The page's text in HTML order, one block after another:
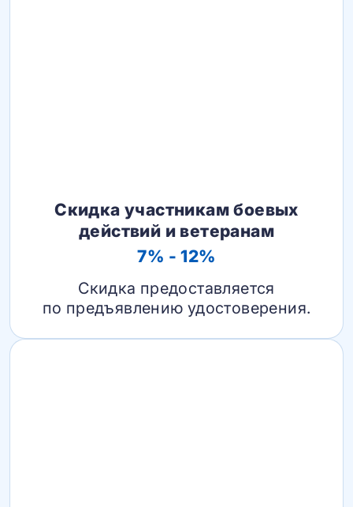
Скидка участникам боевых
действий и ветеранам
7% - 12%
Скидка предоставляется
по предъявлению удостоверения.